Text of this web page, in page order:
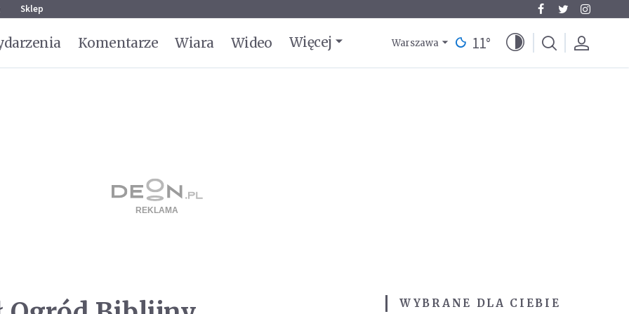
Sklep
Komentarze Wiara Wideo Więcej Warszawa 11°
WYBRANE DLA CIEBIE